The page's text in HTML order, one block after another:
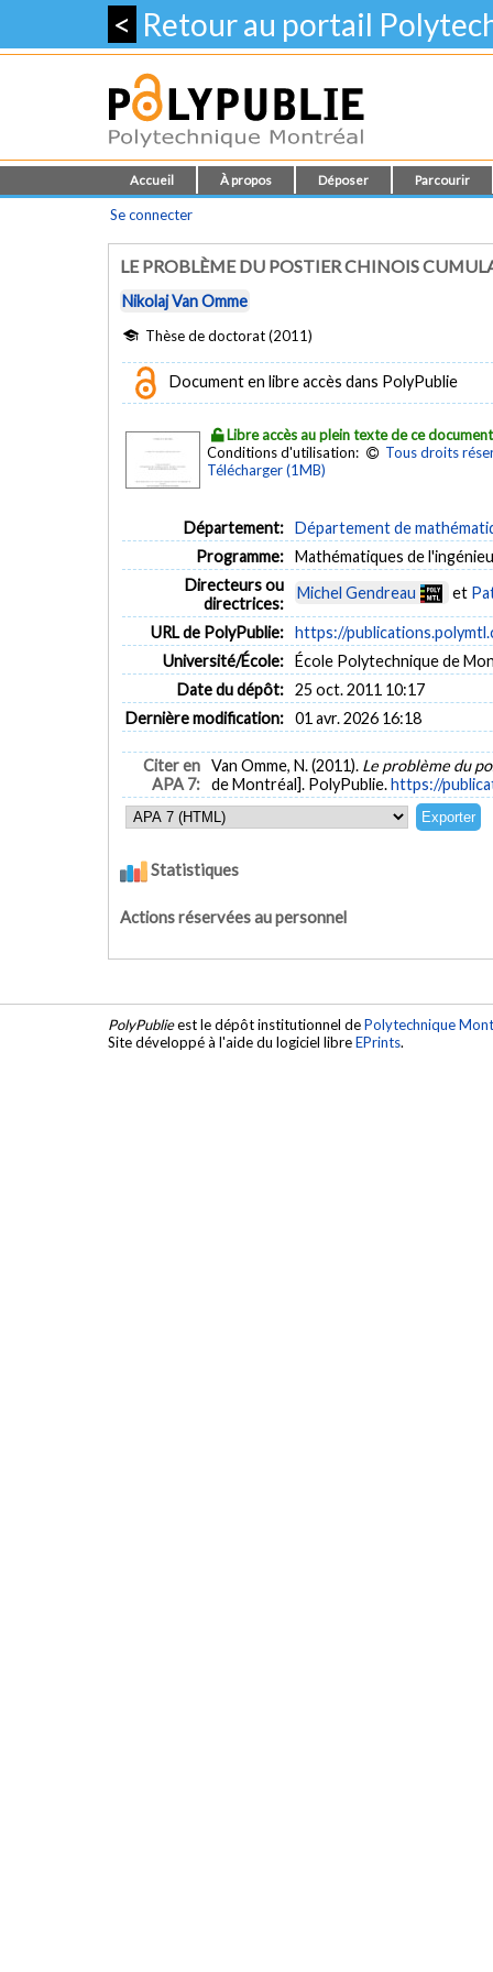
< Retour au portail
Accueil À propos Déposer Parcourir
Se connecter
LE PROBLÈME DU POSTIER CHINOIS
Nikolaj Van Omme
Thèse de doctorat (2011)
Document en libre accès dans PolyPublie
Libre accès au plein texte de ce document
Conditions d'utilisation:
Tous droits
Télécharger (1MB)
Département: Département de
Programme: Mathématiques de
Directeurs ou
directrices:
Michel Gendreau et
URL de PolyPublie: https://
Université/École: École Polytechnique de
Date du dépôt: 25 oct. 2011 10:17
Dernière modification: 01 avr. 2026 16:18
Citer en
APA 7:
Van Omme, N. (2011). Le problème du
de Montréal]. PolyPublie.https://
Statistiques
Actions réservées au personnel
PolyPublieest le dépôt institutionnel dePolytechnique
Site développé à l'aide du logiciel libreEPrints.